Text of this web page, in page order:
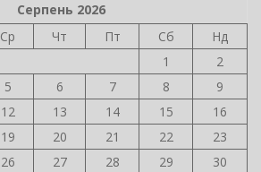
Серпень 2026
Ср Чт Пт Сб
Нд
1
2
5 6 7 8
9
12 13 14 15
16
19 20 21 22
23
26 27 28 29
30